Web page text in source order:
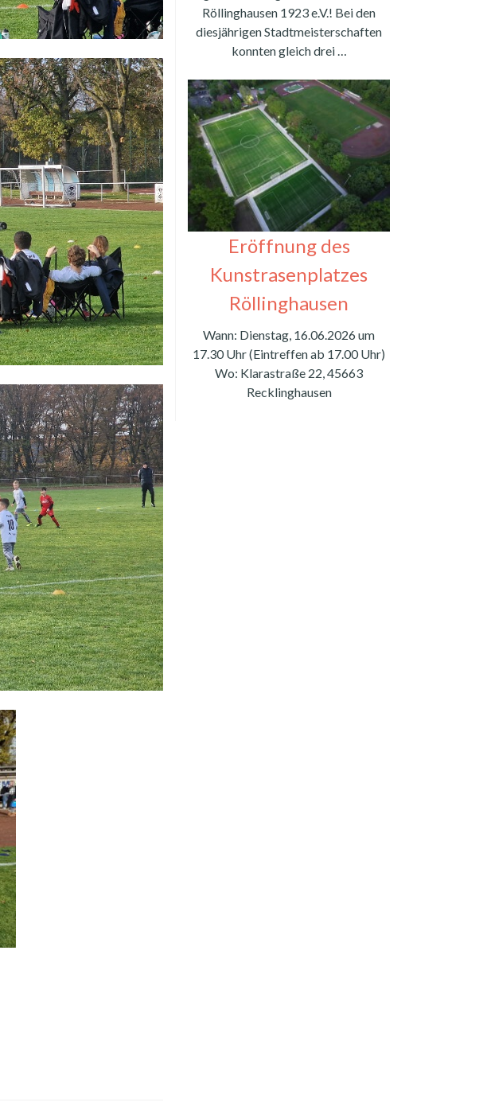
Röllinghausen 1923 e.V.! Bei den
diesjährigen Stadtmeisterschaften
konnten gleich drei …
Eröffnung des
Kunstrasenplatzes
Röllinghausen
Wann: Dienstag, 16.06.2026 um
17.30 Uhr (Eintreffen ab 17.00 Uhr)
Wo: Klarastraße 22, 45663
Recklinghausen